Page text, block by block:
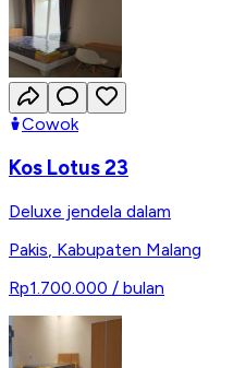
Cowok
Kos Lotus 23
Deluxe jendela dalam
Pakis Kabupaten Malang
Rp1.700.000 / bulan